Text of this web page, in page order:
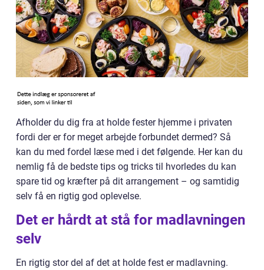
Afholder du dig fra at holde fester hjemme i privaten
fordi der er for meget arbejde forbundet dermed? Så
kan du med fordel læse med i det følgende. Her kan du
nemlig få de bedste tips og tricks til hvorledes du kan
spare tid og kræfter på dit arrangement – og samtidig
selv få en rigtig god oplevelse.
Det er hårdt at stå for madlavningen
selv
En rigtig stor del af det at holde fest er madlavning.